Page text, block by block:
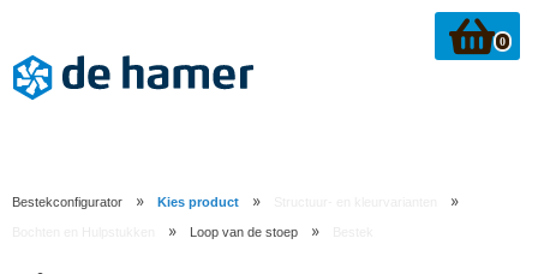
Bestekconfigurator » Kies product » »
» Loop van de stoep »
0